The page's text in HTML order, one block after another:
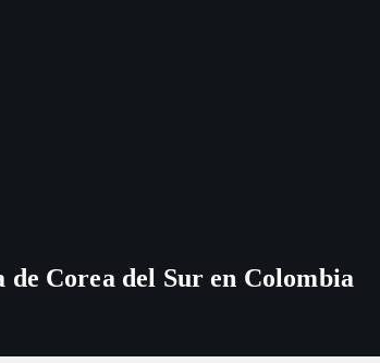
Corea del Sur en Colombia